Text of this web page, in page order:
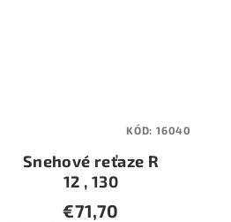
Snehové reťaze R
12 , 130
€71,70
KÓD: 16040